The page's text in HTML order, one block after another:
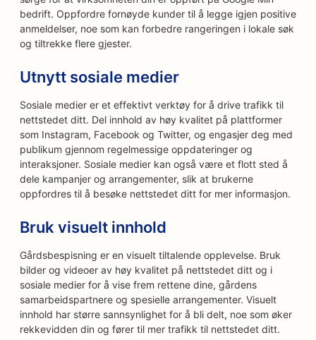
bedrift. Oppfordre fornøyde kunder til å legge igjen positive
anmeldelser, noe som kan forbedre rangeringen i lokale søk
og tiltrekke flere gjester.
Utnytt sosiale medier
Sosiale medier er et effektivt verktøy for å drive trafikk til
nettstedet ditt. Del innhold av høy kvalitet på plattformer
som Instagram, Facebook og Twitter, og engasjer deg med
publikum gjennom regelmessige oppdateringer og
interaksjoner. Sosiale medier kan også være et flott sted å
dele kampanjer og arrangementer, slik at brukerne
oppfordres til å besøke nettstedet ditt for mer informasjon.
Bruk visuelt innhold
Gårdsbespisning er en visuelt tiltalende opplevelse. Bruk
bilder og videoer av høy kvalitet på nettstedet ditt og i
sosiale medier for å vise frem rettene dine, gårdens
samarbeidspartnere og spesielle arrangementer. Visuelt
innhold har større sannsynlighet for å bli delt, noe som øker
rekkevidden din og fører til mer trafikk til nettstedet ditt.